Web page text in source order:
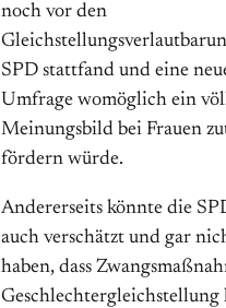
noch vor den
SPD stattfand und eine
Umfrage womöglich ein
Meinungsbild bei Frauen
fördern würde.
Andererseits könnte die
auch verschätzt und gar
haben, dass
Geschlechtergleichstellung